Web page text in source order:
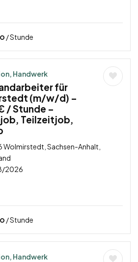
/ Stunde
Handwerk
für
(m/w/d) –
/ Stunde –
Teilzeitjob,
Wolmirstedt, Sachsen-Anhalt,
2026
/ Stunde
Handwerk